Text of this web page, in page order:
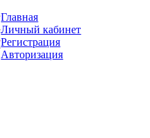
Главная
Личный кабинет
Регистрация
Авторизация